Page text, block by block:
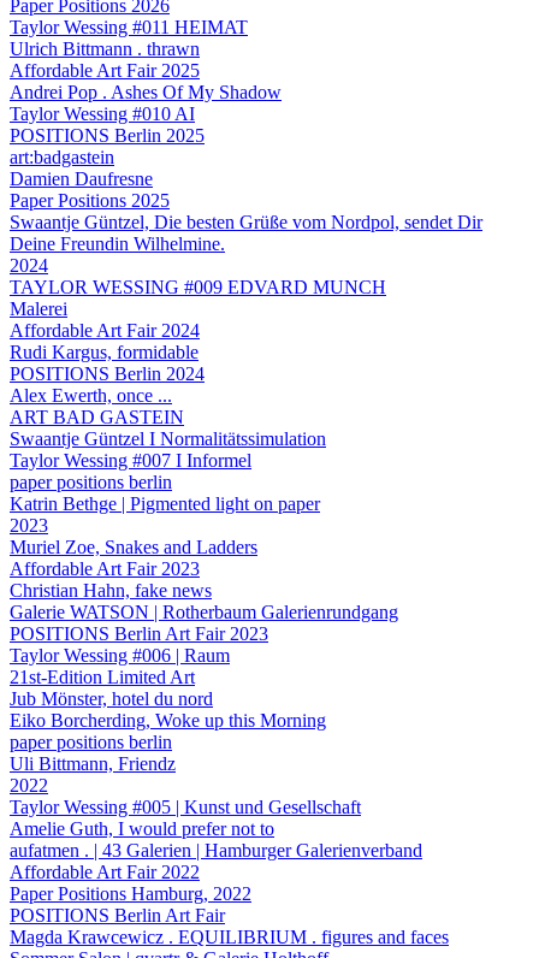
Paper Positions 2026
Taylor Wessing #011 HEIMAT
Ulrich Bittmann . thrawn
Affordable Art Fair 2025
Andrei Pop . Ashes Of My Shadow
Taylor Wessing #010 AI
POSITIONS Berlin 2025
art:badgastein
Damien Daufresne
Paper Positions 2025
Swaantje Güntzel, Die besten Grüße vom Nordpol, sendet Dir
Deine Freundin Wilhelmine.
2024
TAYLOR WESSING #009 EDVARD MUNCH
Malerei
Affordable Art Fair 2024
Rudi Kargus, formidable
POSITIONS Berlin 2024
Alex Ewerth, once ...
ART BAD GASTEIN
Swaantje Güntzel I Normalitätssimulation
Taylor Wessing #007 I Informel
paper positions berlin
Katrin Bethge | Pigmented light on paper
2023
Muriel Zoe, Snakes and Ladders
Affordable Art Fair 2023
Christian Hahn, fake news
Galerie WATSON | Rotherbaum Galerienrundgang
POSITIONS Berlin Art Fair 2023
Taylor Wessing #006 | Raum
21st-Edition Limited Art
Jub Mönster, hotel du nord
Eiko Borcherding, Woke up this Morning
paper positions berlin
Uli Bittmann, Friendz
2022
Taylor Wessing #005 | Kunst und Gesellschaft
Amelie Guth, I would prefer not to
aufatmen . | 43 Galerien | Hamburger Galerienverband
Affordable Art Fair 2022
Paper Positions Hamburg, 2022
POSITIONS Berlin Art Fair
Magda Krawcewicz . EQUILIBRIUM . figures and faces